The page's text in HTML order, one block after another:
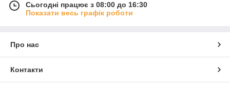
Сьогодні працює з 08:00 до 16:30
Показати весь графік роботи
Про нас
Контакти